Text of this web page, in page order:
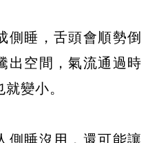
側睡，舌頭會順勢倒
出空間，氣流通過時
變小。
側睡沒用，還可能讓